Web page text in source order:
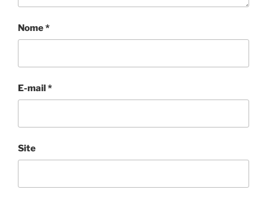
Nome*
E-mail*
Site